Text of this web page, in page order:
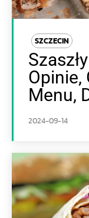
SZCZECIN
Opinie,
Menu,
2024-09-14